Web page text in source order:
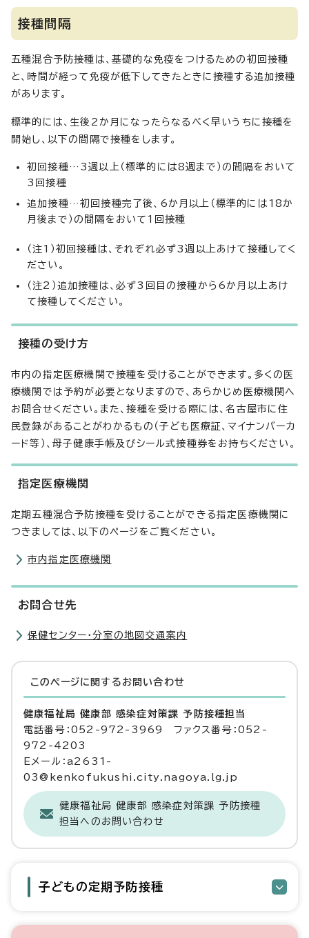
接種間隔
五種混合予防接種は、基礎的な免疫をつけるための初回接種
と、時間が経って免疫が低下してきたときに接種する追加接種
があります。
標準的には、生後2か月になったらなるべく早いうちに接種を
開始し、以下の間隔で接種をします。
初回接種…3週以上（標準的には8週まで）の間隔をおいて
3回接種
追加接種…初回接種完了後、6か月以上（標準的には18か
月後まで）の間隔をおいて1回接種
（注1）初回接種は、それぞれ必ず3週以上あけて接種してく
ださい。
（注2）追加接種は、必ず3回目の接種から6か月以上あけ
て接種してください。
接種の受け方
市内の指定医療機関で接種を受けることができます。多くの医
療機関では予約が必要となりますので、あらかじめ医療機関へ
お問合せください。また、接種を受ける際には、名古屋市に住
民登録があることがわかるもの（子ども医療証、マイナンバーカ
ード等）、母子健康手帳及びシール式接種券をお持ちください。
指定医療機関
定期五種混合予防接種を受けることができる指定医療機関に
つきましては、以下のページをご覧ください。
市内指定医療機関
お問合せ先
保健センター・分室の地図交通案内
このページに関する お問い合わせ
健康福祉局 健康部 感染症対策課 予防接種担当
電話番号：052-972-3969 ファクス番号：052-
972-4203
Eメール：a2631-
03@kenkofukushi.city.nagoya.lg.jp
健康福祉局 健康部 感染症対策課 予防接種
担当へのお問い合わせ
子どもの定期予防接種